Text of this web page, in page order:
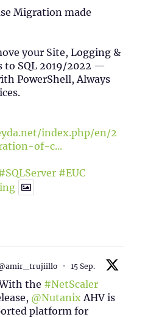
Migration made
your Site, Logging &
to SQL 2019/2022 —
PowerShell, Always
index.php/en/2
of-c...
#EUC
· 15 Sep.
the #NetScaler
@Nutanix AHV is
platform for